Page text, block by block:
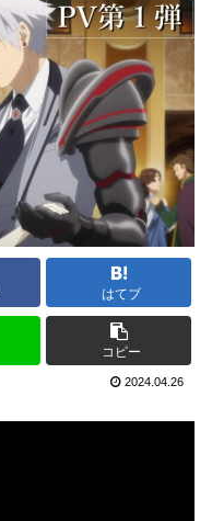
はてブ
コピー
2024.04.26